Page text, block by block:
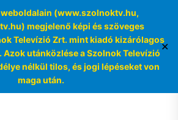
weboldalain (www.szolnoktv.hu,
megjelenő képi és szöveges
Televízió Zrt. mint kiadó kizárólagos
utánközlése a Szolnok Televízió
nélkül tilos, és jogi lépéseket von
maga után.
✕